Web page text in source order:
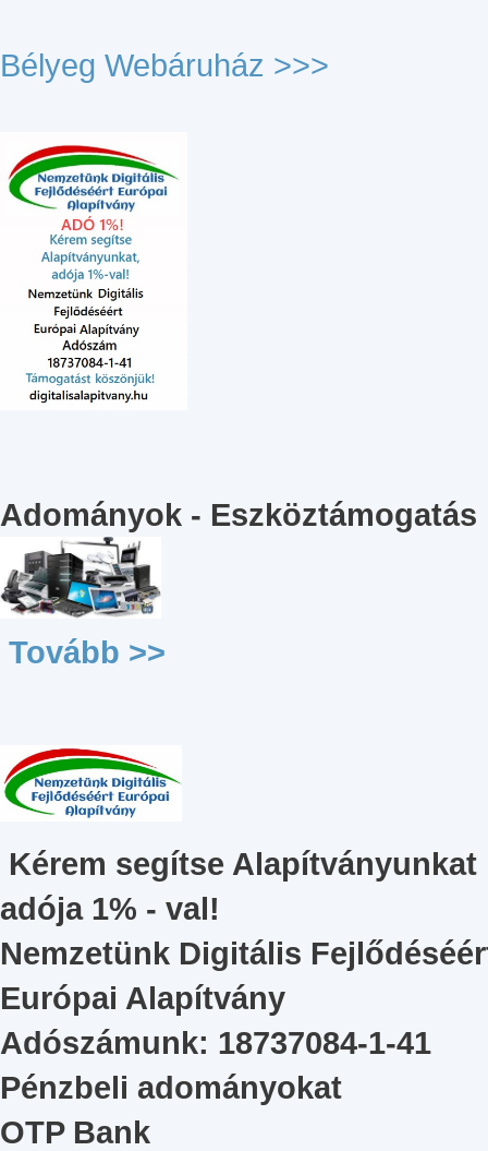
Bélyeg Webáruház >>>
Adományok - Eszköztámogatás
Tovább >>
Kérem segítse Alapítványunkat
adója 1% - val!
Nemzetünk Digitális
Európai Alapítvány
Adószámunk: 18737084-1-41
Pénzbeli adományokat
OTP Bank